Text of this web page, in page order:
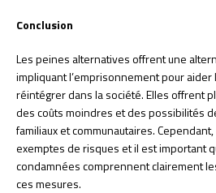
Conclusion
Les peines alternatives offrent une
impliquant l’emprisonnement pour
réintégrer dans la société. Elles offrent
des coûts moindres et des possibilités
familiaux et communautaires.
exemptes de risques et il est important
condamnées comprennent clairement
ces mesures.